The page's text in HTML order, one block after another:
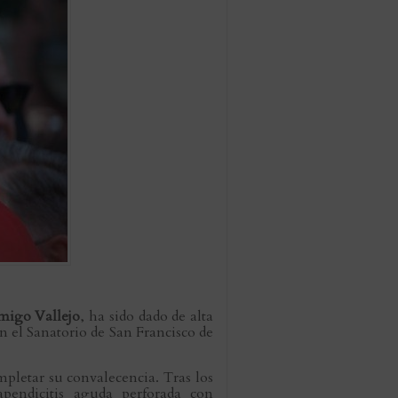
Vallejo, ha sido dado de alta
Sanatorio de San Francisco de
su convalecencia. Tras los
aguda perforada con